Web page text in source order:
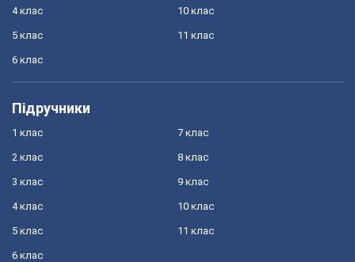
4 клас
5 клас
6 клас
10 клас
11 клас
Підручники
1 клас
2 клас
3 клас
4 клас
5 клас
6 клас
7 клас
8 клас
9 клас
10 клас
11 клас